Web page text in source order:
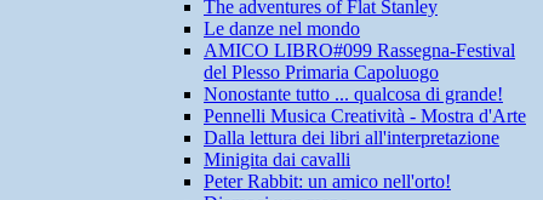
The adventures of Flat Stanley
Le danze nel mondo
AMICO LIBRO#099 Rassegna-Festival
del Plesso Primaria Capoluogo
Nonostante tutto ... qualcosa di grande!
Pennelli Musica Creatività - Mostra d'Arte
Dalla lettura dei libri all'interpretazione
Minigita dai cavalli
Peter Rabbit: un amico nell'orto!